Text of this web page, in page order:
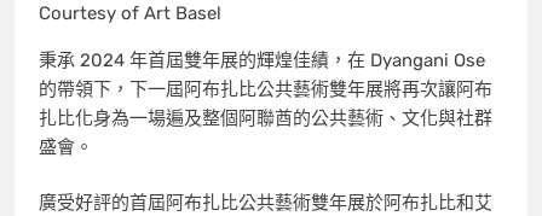
Courtesy of Art Basel
秉承 2024 年首屆雙年展的輝煌佳績，在 Dyangani Ose
的帶領下，下一屆阿布扎比公共藝術雙年展將再次讓阿布
扎比化身為一場遍及整個阿聯酋的公共藝術、文化與社群
盛會。
廣受好評的首屆阿布扎比公共藝術雙年展於阿布扎比和艾